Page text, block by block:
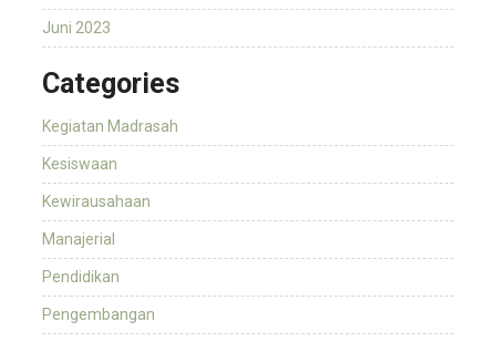
Juni 2023
Categories
Kegiatan Madrasah
Kesiswaan
Kewirausahaan
Manajerial
Pendidikan
Pengembangan